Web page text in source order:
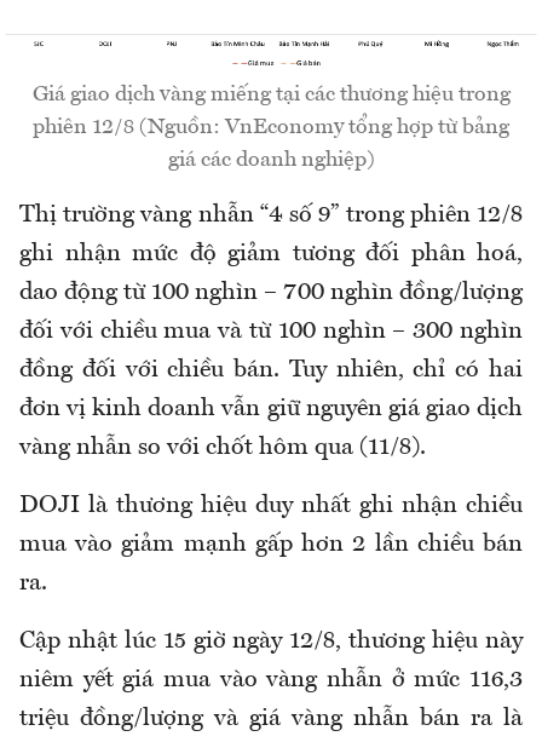
Giá giao dịch vàng miếng tại các thương hiệu trong
phiên 12/8 (Nguồn: VnEconomy tổng hợp từ bảng
giá các doanh nghiệp)
Thị trường vàng nhẫn “4 số 9” trong phiên 12/8
ghi nhận mức độ giảm tương đối phân hoá,
dao động từ 100 nghìn – 700 nghìn đồng/lượng
đối với chiều mua và từ 100 nghìn – 300 nghìn
đồng đối với chiều bán. Tuy nhiên, chỉ có hai
đơn vị kinh doanh vẫn giữ nguyên giá giao dịch
vàng nhẫn so với chốt hôm qua (11/8).
DOJI là thương hiệu duy nhất ghi nhận chiều
mua vào giảm mạnh gấp hơn 2 lần chiều bán
ra.
Cập nhật lúc 15 giờ ngày 12/8, thương hiệu này
niêm yết giá mua vào vàng nhẫn ở mức 116,3
triệu đồng/lượng và giá vàng nhẫn bán ra là